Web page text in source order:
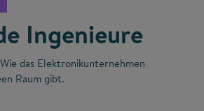
Ingenieure
das Elektronikunternehmen
Raum gibt.